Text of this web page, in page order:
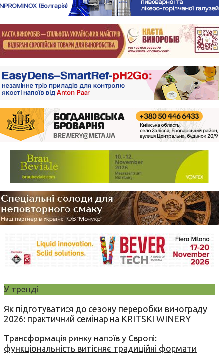
У тренді
Як підготуватися до сезону переробки винограду
2026: практичний семінар на KRITSKI WINERY
Трансформація ринку напоїв у Європі:
функціональність витісняє традиційні формати